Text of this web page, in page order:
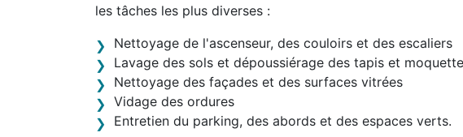
les tâches les plus diverses :
Nettoyage de l'ascenseur, des couloirs et des escaliers
Lavage des sols et dépoussiérage des tapis et
Nettoyage des façades et des surfaces vitrées
Vidage des ordures
Entretien du parking, des abords et des espaces verts.